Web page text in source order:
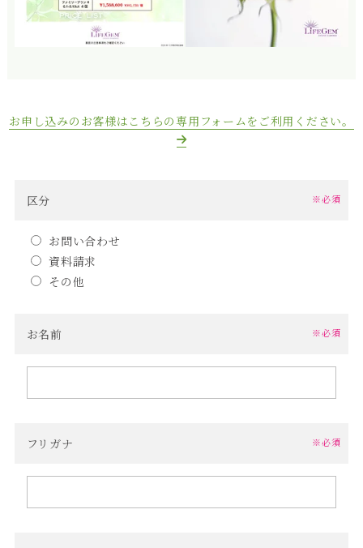
お申し込みのお客様はこちらの専用フォームをご利用ください。
区分 ※必須
お問い合わせ
資料請求
その他
お名前 ※必須
フリガナ ※必須